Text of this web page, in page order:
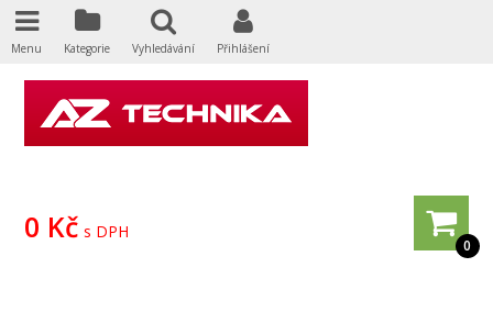
0
0 Kč s DPH
Menu Kategorie Vyhledávání Přihlášení